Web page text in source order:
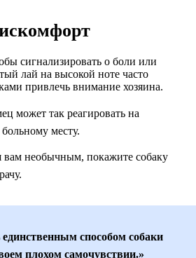
сигнализировать о боли или
лай на высокой ноте часто
привлечь внимание хозяина.
может так реагировать на
месту.
вам необычным, покажите собаку
способом собаки
плохом самочувствии.»